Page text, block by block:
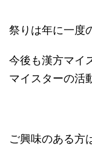
祭りは年に一度
今後も漢方マイ
マイスターの活
ご興味のある方